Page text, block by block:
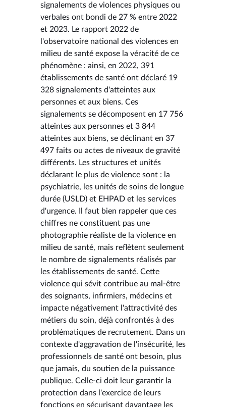
signalements de violences physiques ou
verbales ont bondi de 27 % entre 2022
et 2023. Le rapport 2022 de
l'observatoire national des violences en
milieu de santé expose la véracité de ce
phénomène : ainsi, en 2022, 391
établissements de santé ont déclaré 19
328 signalements d'atteintes aux
personnes et aux biens. Ces
signalements se décomposent en 17 756
atteintes aux personnes et 3 844
atteintes aux biens, se déclinant en 37
497 faits ou actes de niveaux de gravité
différents. Les structures et unités
déclarant le plus de violence sont : la
psychiatrie, les unités de soins de longue
durée (USLD) et EHPAD et les services
d'urgence. Il faut bien rappeler que ces
chiffres ne constituent pas une
photographie réaliste de la violence en
milieu de santé, mais reflètent seulement
le nombre de signalements réalisés par
les établissements de santé. Cette
violence qui sévit contribue au mal-être
des soignants, infirmiers, médecins et
impacte négativement l'attractivité des
métiers du soin, déjà confrontés à des
problématiques de recrutement. Dans un
contexte d'aggravation de l'insécurité, les
professionnels de santé ont besoin, plus
que jamais, du soutien de la puissance
publique. Celle-ci doit leur garantir la
protection dans l'exercice de leurs
fonctions en sécurisant davantage les